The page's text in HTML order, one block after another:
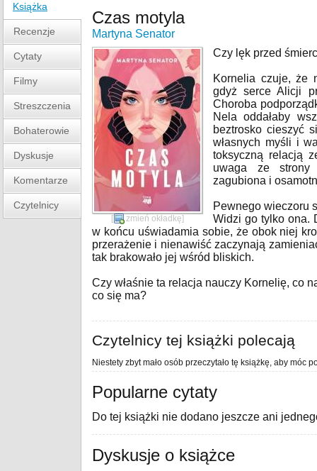
Książka
Recenzje
Cytaty
Filmy
Streszczenia
Bohaterowie
Dyskusje
Komentarze
Czytelnicy
Czas motyla
Martyna Senator
[ zmień okładkę]
Czy lęk przed
Kornelia czuje, że
gdyż serce Alicji
Choroba
Nela oddałaby
beztrosko cieszyć
własnych myśli i
toksyczną relacją
uwaga ze strony
zagubiona i
Pewnego wieczoru
Widzi go tylko ona.
w końcu uświadamia sobie, że obok niej
przerażenie i nienawiść zaczynają
tak brakowało jej wśród bliskich.
Czy właśnie ta relacja nauczy Kornelię, co
co się ma?
Czytelnicy tej książki polecają
Niestety zbyt mało osób przeczytało tę książkę, aby móc
Popularne cytaty
Do tej książki nie dodano jeszcze ani
Dyskusje o książce